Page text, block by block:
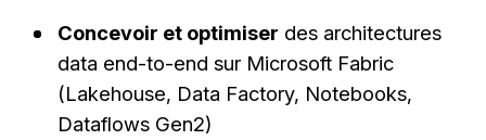
Concevoir et optimiser des architectures
data end-to-end sur Microsoft Fabric
(Lakehouse, Data Factory, Notebooks,
Dataflows Gen2)